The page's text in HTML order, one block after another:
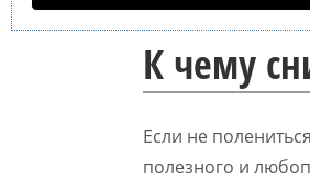
К чему
Если не
полезного и